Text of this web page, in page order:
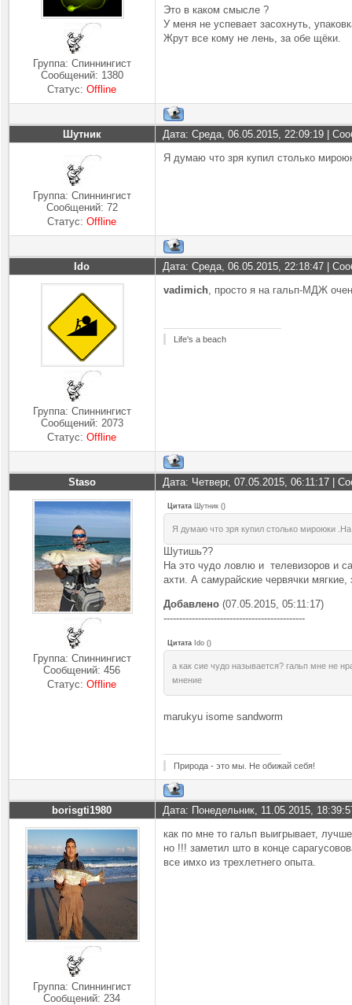
Группа: Спиннингист
Сообщений: 1380
Статус:Offline
Это в каком смысле ?
У меня не успевает засохнуть,
Жрут все кому не лень, за обе щёки.
Шутник Дата: Среда, 06.05.2015, 22:09:19 |
Группа: Спиннингист
Сообщений: 72
Статус:Offline
Я думаю что зря купил столько
Ido Дата: Среда, 06.05.2015, 22:18:47 |
Группа: Спиннингист
Сообщений: 2073
Статус:Offline
vadimich, просто я на гальп-МДЖ
Life's a beach
Staso Дата: Четверг, 07.05.2015, 06:11:17 |
Группа: Спиннингист
Сообщений:456
Статус:Offline
Цитата Шутник ()
Я думаю что зря купил столько мироюки
Шутишь??
На это чудо ловлю и телевизоров и
ахти. А самурайские червячки
Добавлено (07.05.2015, 05:11:17)
---------------------------------------------
Цитата Ido ()
а как сие чудо называется? гальп мне не
мнение
marukyu isome sandworm
Природа - это мы. Не обижай себя!
borisgti1980 Дата: Понедельник, 11.05.2015,
Группа: Спиннингист
Сообщений:234
как по мне то гальп выигрывает,
но !!! заметил што в конце
все имхо из трехлетнего опыта.